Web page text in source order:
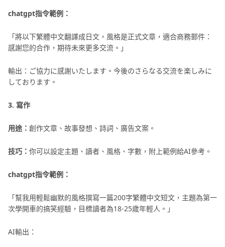
chatgpt指令範例：
「將以下繁體中文翻譯成日文，風格是正式文章，適合商務郵件：
感謝您的合作，期待未來更多交流。」
輸出：ご協力に感謝いたします。今後のさらなる交流を楽しみに
しております。
3. 寫作
用途： 創作文章、故事發想、詩詞、廣告文案。
技巧： 你可以設定主題、讀者、風格、字數，附上範例給AI參考。
chatgpt指令範例：
「幫我用輕鬆幽默的風格撰寫一篇200字繁體中文短文，主題為第一
次學開車的搞笑經驗，目標讀者為18-25歲年輕人。」
AI輸出：